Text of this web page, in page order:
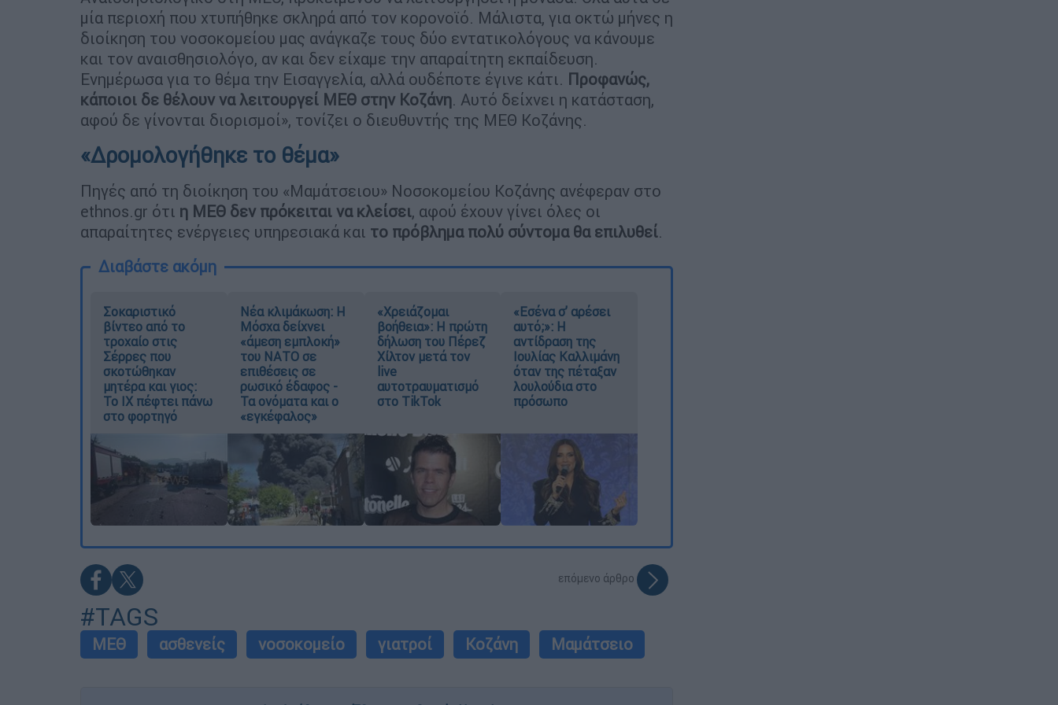
μία περιοχή που χτυπήθηκε σκληρά από τον κορονοϊό. Μάλιστα, για οκτώ μήνες η
διοίκηση του νοσοκομείου μας ανάγκαζε τους δύο εντατικολόγους να κάνουμε
και τον αναισθησιολόγο, αν και δεν είχαμε την απαραίτητη εκπαίδευση.
Ενημέρωσα για το θέμα την Εισαγγελία, αλλά ουδέποτε έγινε κάτι. Προφανώς,
κάποιοι δε θέλουν να λειτουργεί ΜΕΘ στην Κοζάνη. Αυτό δείχνει η κατάσταση,
αφού δε γίνονται διορισμοί», τονίζει ο διευθυντής της ΜΕΘ Κοζάνης.
«Δρομολογήθηκε το θέμα»
Πηγές από τη διοίκηση του «Μαμάτσειου» Νοσοκομείου Κοζάνης ανέφεραν στο
ethnos.gr ότι η ΜΕΘ δεν πρόκειται να κλείσει, αφού έχουν γίνει όλες οι
απαραίτητες ενέργειες υπηρεσιακά και το πρόβλημα πολύ σύντομα θα επιλυθεί.
Διαβάστε ακόμη
Σοκαριστικό
βίντεο από το
τροχαίο στις
Σέρρες που
σκοτώθηκαν
μητέρα και γιος:
Το ΙΧ πέφτει πάνω
στο φορτηγό
Νέα κλιμάκωση: Η
Μόσχα δείχνει
«άμεση εμπλοκή»
του ΝΑΤΟ σε
επιθέσεις σε
ρωσικό έδαφος -
Τα ονόματα και ο
«εγκέφαλος»
«Χρειάζομαι
βοήθεια»: Η πρώτη
δήλωση του Πέρεζ
Χίλτον μετά τον
live
αυτοτραυματισμό
στο TikTok
«Εσένα σ’ αρέσει
αυτό;»: Η
αντίδραση της
Ιουλίας Καλλιμάνη
όταν της πέταξαν
λουλούδια στο
πρόσωπο
επόμενο άρθρο
#TAGS
ΜΕΘ ασθενείς νοσοκομείο γιατροί Κοζάνη Μαμάτσειο